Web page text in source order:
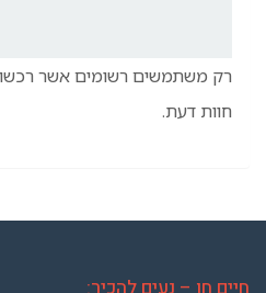
רק משתמשים רשומים אשר רכשו
חוות דעת.